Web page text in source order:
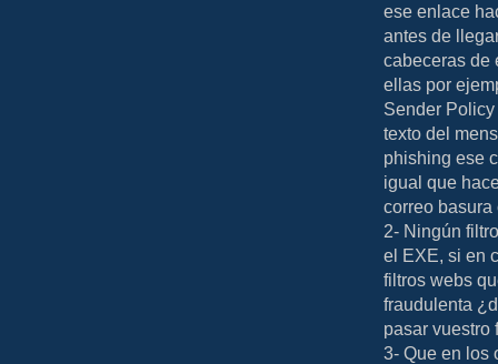
ese enlace
antes de
cabeceras de
ellas por
Sender
texto del
phishing ese
igual que
correo basura
2- Ningún
el EXE, si en
filtros webs
fraudulenta
pasar vuestro
3- Que en los